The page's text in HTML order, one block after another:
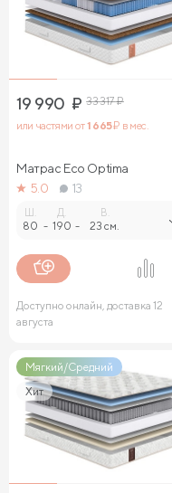
19 990 ₽ 33 317₽
или частями от1 665₽ в мес.
Матрас Eco Optima
5.0
13
Ш.
80 -
Д.
190 -
В.
23 см.
Доступно онлайн, доставка 12
августа
Мягкий/Средний
Хит